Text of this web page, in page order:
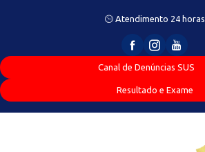
Atendimento 24 horas
Canal de Denúncias SUS
Resultado e Exame